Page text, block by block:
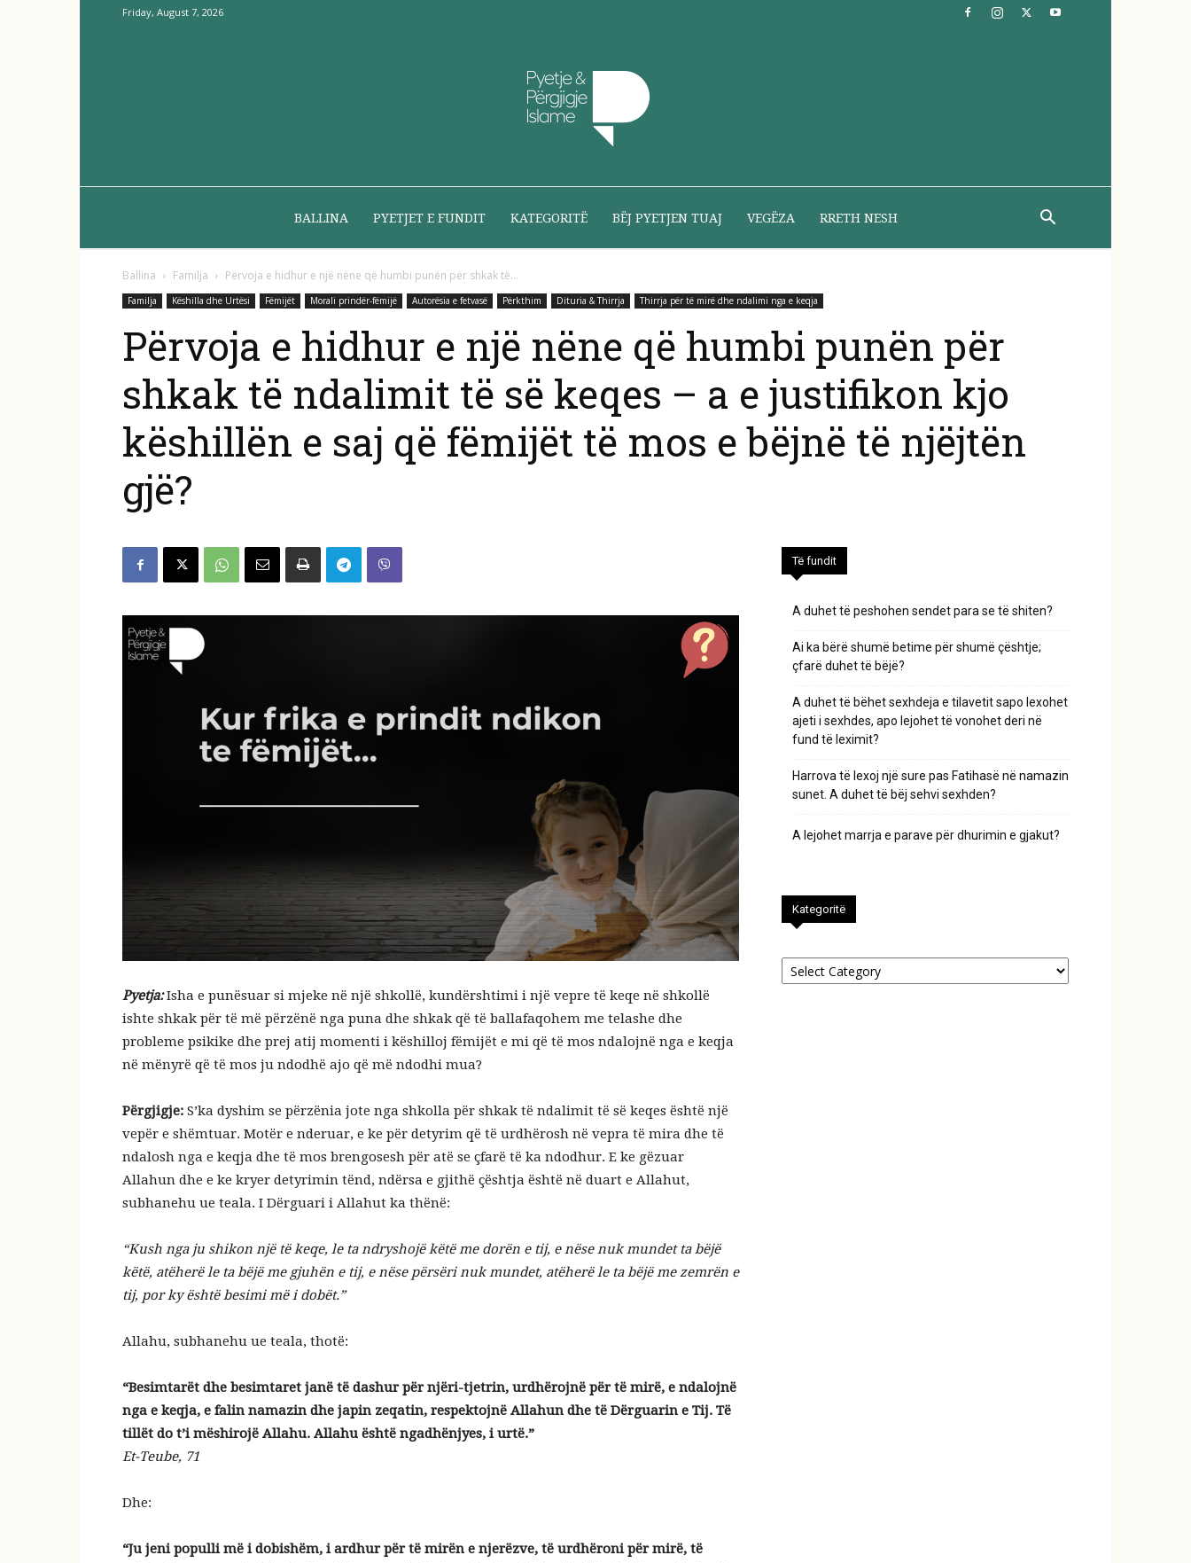
Friday, August 7, 2026
përgjigje
BALLINA PYETJET E FUNDIT KATEGORITË BËJ PYETJEN TUAJ VEGËZA RRETH NESH
Ballina Familja Përvoja e hidhur e një nëne që humbi punën për shkak të...
Familja Këshilla dhe Urtësi Fëmijët Morali prindër-fëmijë Autorësia e fetvasë Përkthim Dituria & Thirrja Thirrja për të mirë dhe ndalimi nga e keqja
Përvoja e hidhur e një nëne që humbi punën për
shkak të ndalimit të së keqes – a e justifikon kjo
këshillën e saj që fëmijët të mos e bëjnë të njëjtën
gjë?
Pyetja:Isha e punësuar si mjeke në një shkollë, kundërshtimi i një vepre të keqe në shkollë
ishte shkak për të më përzënë nga puna dhe shkak që të ballafaqohem me telashe dhe
probleme psikike dhe prej atij momenti i këshilloj fëmijët e mi që të mos ndalojnë nga e keqja
në mënyrë që të mos ju ndodhë ajo që më ndodhi mua?
Përgjigje: S’ka dyshim se përzënia jote nga shkolla për shkak të ndalimit të së keqes është një
vepër e shëmtuar. Motër e nderuar, e ke për detyrim që të urdhërosh në vepra të mira dhe të
ndalosh nga e keqja dhe të mos brengosesh për atë se çfarë të ka ndodhur. E ke gëzuar
Allahun dhe e ke kryer detyrimin tënd, ndërsa e gjithë çështja është në duart e Allahut,
subhanehu ue teala. I Dërguari i Allahut ka thënë:
“Kush nga ju shikon një të keqe, le ta ndryshojë këtë me dorën e tij, e nëse nuk mundet ta bëjë
këtë, atëherë le ta bëjë me gjuhën e tij, e nëse përsëri nuk mundet, atëherë le ta bëjë me zemrën e
tij, por ky është besimi më i dobët.”
Allahu, subhanehu ue teala, thotë:
“Besimtarët dhe besimtaret janë të dashur për njëri-tjetrin, urdhërojnë për të mirë, e ndalojnë
nga e keqja, e falin namazin dhe japin zeqatin, respektojnë Allahun dhe të Dërguarin e Tij. Të
tillët do t’i mëshirojë Allahu. Allahu është ngadhënjyes, i urtë.”
Et-Teube, 71
Dhe:
“Ju jeni populli më i dobishëm, i ardhur për të mirën e njerëzve, të urdhëroni për mirë, të
Të fundit
A duhet të peshohen sendet para se të shiten?
Ai ka bërë shumë betime për shumë çështje;
çfarë duhet të bëjë?
A duhet të bëhet sexhdeja e tilavetit sapo lexohet
ajeti i sexhdes, apo lejohet të vonohet deri në
fund të leximit?
Harrova të lexoj një sure pas Fatihasë në namazin
sunet. A duhet të bëj sehvi sexhden?
A lejohet marrja e parave për dhurimin e gjakut?
Kategoritë
Kategoritë